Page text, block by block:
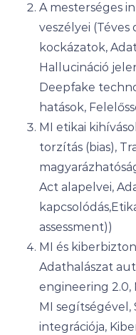
A mesterséges
veszélyei
kockázatok,
Hallucináció
Deepfake
hatások,
MI etikai
torzítás (bias),
Act alapelvei,
assessment))
MI és
Adathalászat
engineering 2.0,
MI segítségével,
integrációja,